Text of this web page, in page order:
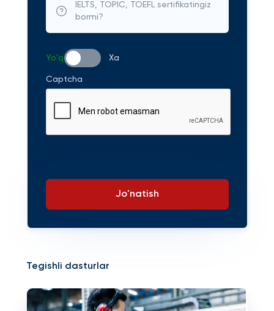
IELTS, TOPIC, TOEFL sertifikatingiz
bormi?
Yo'q Xa
Captcha
Jo'natish
Tegishli dasturlar